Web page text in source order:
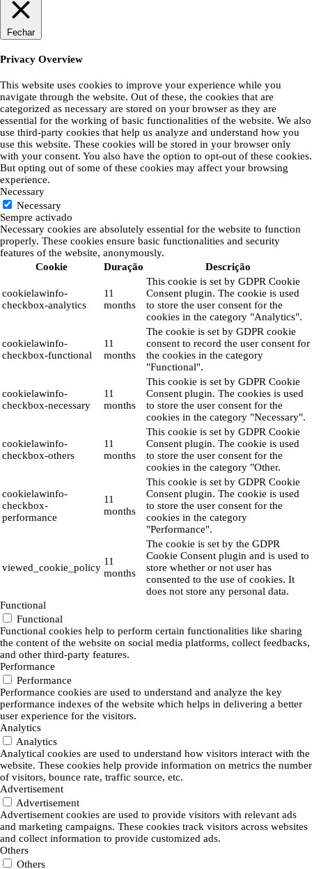
Fechar
Privacy Overview
This website uses cookies to improve your experience while you
navigate through the website. Out of these, the cookies that are
categorized as necessary are stored on your browser as they are
essential for the working of basic functionalities of the website. We also
use third-party cookies that help us analyze and understand how you
use this website. These cookies will be stored in your browser only
with your consent. You also have the option to opt-out of these cookies.
But opting out of some of these cookies may affect your browsing
experience.
Necessary
Necessary
Sempre activado
Necessary cookies are absolutely essential for the website to function
properly. These cookies ensure basic functionalities and security
features of the website, anonymously.
Cookie
Duração Descrição
cookielawinfo-
checkbox-analytics
11
months
This cookie is set by GDPR Cookie
Consent plugin. The cookie is used
to store the user consent for the
cookies in the category "Analytics".
cookielawinfo-
checkbox-functional
11
months
The cookie is set by GDPR cookie
consent to record the user consent for
the cookies in the category
"Functional".
cookielawinfo-
checkbox-necessary
11
months
This cookie is set by GDPR Cookie
Consent plugin. The cookies is used
to store the user consent for the
cookies in the category "Necessary".
cookielawinfo-
checkbox-others
11
months
This cookie is set by GDPR Cookie
Consent plugin. The cookie is used
to store the user consent for the
cookies in the category "Other.
cookielawinfo-
checkbox-
performance
11
months
This cookie is set by GDPR Cookie
Consent plugin. The cookie is used
to store the user consent for the
cookies in the category
"Performance".
viewed_cookie_policy
11
months
The cookie is set by the GDPR
Cookie Consent plugin and is used to
store whether or not user has
consented to the use of cookies. It
does not store any personal data.
Functional
Functional
Functional cookies help to perform certain functionalities like sharing
the content of the website on social media platforms, collect feedbacks,
and other third-party features.
Performance
Performance
Performance cookies are used to understand and analyze the key
performance indexes of the website which helps in delivering a better
user experience for the visitors.
Analytics
Analytics
Analytical cookies are used to understand how visitors interact with the
website. These cookies help provide information on metrics the number
of visitors, bounce rate, traffic source, etc.
Advertisement
Advertisement
Advertisement cookies are used to provide visitors with relevant ads
and marketing campaigns. These cookies track visitors across websites
and collect information to provide customized ads.
Others
Others